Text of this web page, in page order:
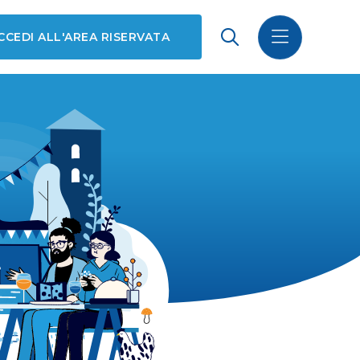
ALL'AREA RISERVATA